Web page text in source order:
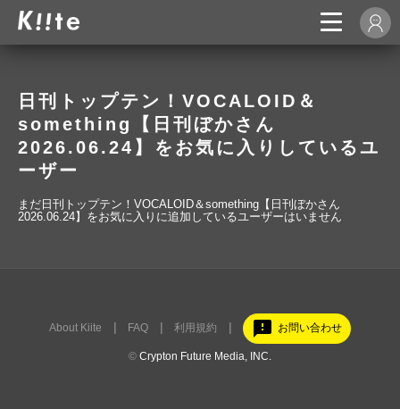
日刊トップテン！VOCALOID＆
something【日刊ぼかさん
2026.06.24】をお気に入りしているユ
ーザー
まだ日刊トップテン！VOCALOID＆something【日刊ぼかさん
2026.06.24】をお気に入りに追加しているユーザーはいません
About Kiite FAQ 利用規約 feedback お問い合わせ
© Crypton Future Media, INC.